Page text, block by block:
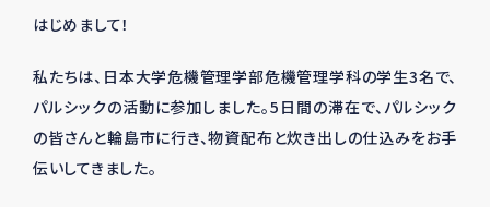
はじめまして！
私たちは、日本大学危機管理学部危機管理学科の学生3名で、
パルシックの活動に参加しました。5日間の滞在で、パルシック
の皆さんと輪島市に行き、物資配布と炊き出しの仕込みをお手
伝いしてきました。